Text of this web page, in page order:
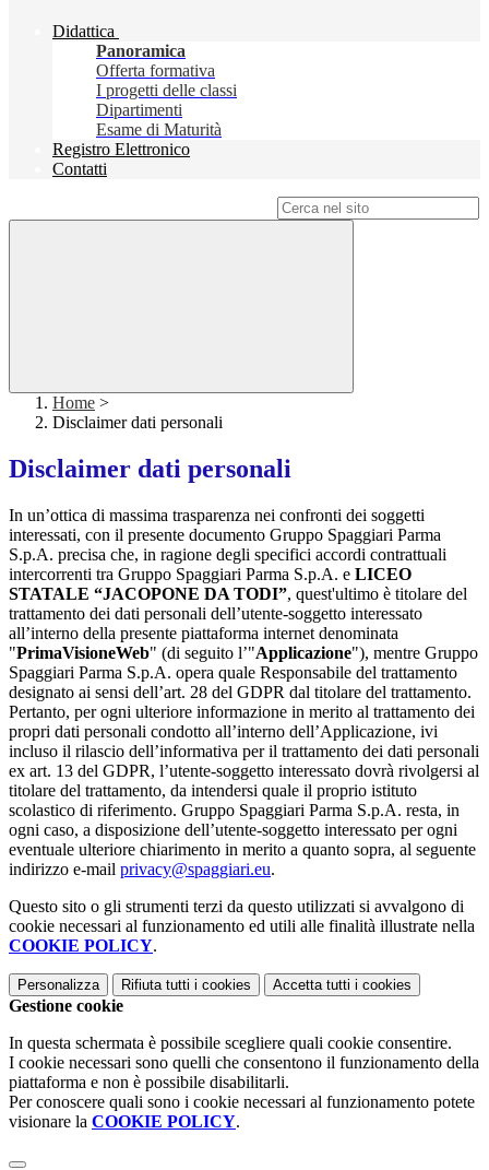
Didattica
Panoramica
Offerta formativa
I progetti delle classi
Dipartimenti
Esame di Maturità
Registro Elettronico
Contatti
Home >
Disclaimer dati personali
Disclaimer dati personali
In un’ottica di massima trasparenza nei confronti dei soggetti
interessati, con il presente documento Gruppo Spaggiari Parma
S.p.A. precisa che, in ragione degli specifici accordi contrattuali
intercorrenti tra Gruppo Spaggiari Parma S.p.A. e LICEO
STATALE “JACOPONE DA TODI”, quest'ultimo è titolare del
trattamento dei dati personali dell’utente-soggetto interessato
all’interno della presente piattaforma internet denominata
"PrimaVisioneWeb" (di seguito l’"Applicazione"), mentre Gruppo
Spaggiari Parma S.p.A. opera quale Responsabile del trattamento
designato ai sensi dell’art. 28 del GDPR dal titolare del trattamento.
Pertanto, per ogni ulteriore informazione in merito al trattamento dei
propri dati personali condotto all’interno dell’Applicazione, ivi
incluso il rilascio dell’informativa per il trattamento dei dati personali
ex art. 13 del GDPR, l’utente-soggetto interessato dovrà rivolgersi al
titolare del trattamento, da intendersi quale il proprio istituto
scolastico di riferimento. Gruppo Spaggiari Parma S.p.A. resta, in
ogni caso, a disposizione dell’utente-soggetto interessato per ogni
eventuale ulteriore chiarimento in merito a quanto sopra, al seguente
indirizzo e-mail privacy@spaggiari.eu.
Questo sito o gli strumenti terzi da questo utilizzati si avvalgono di
cookie necessari al funzionamento ed utili alle finalità illustrate nella
COOKIE POLICY.
Personalizza Rifiuta tutti i cookies Accetta tutti i cookies
Gestione cookie
In questa schermata è possibile scegliere quali cookie consentire.
I cookie necessari sono quelli che consentono il funzionamento della
piattaforma e non è possibile disabilitarli.
Per conoscere quali sono i cookie necessari al funzionamento potete
visionare la COOKIE POLICY.